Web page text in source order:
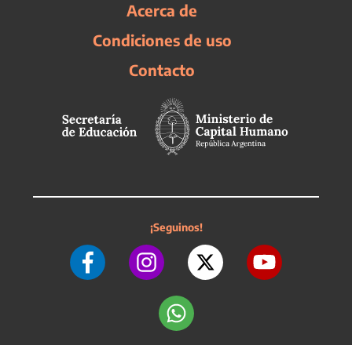
Acerca de
Condiciones de uso
Contacto
¡Seguinos!